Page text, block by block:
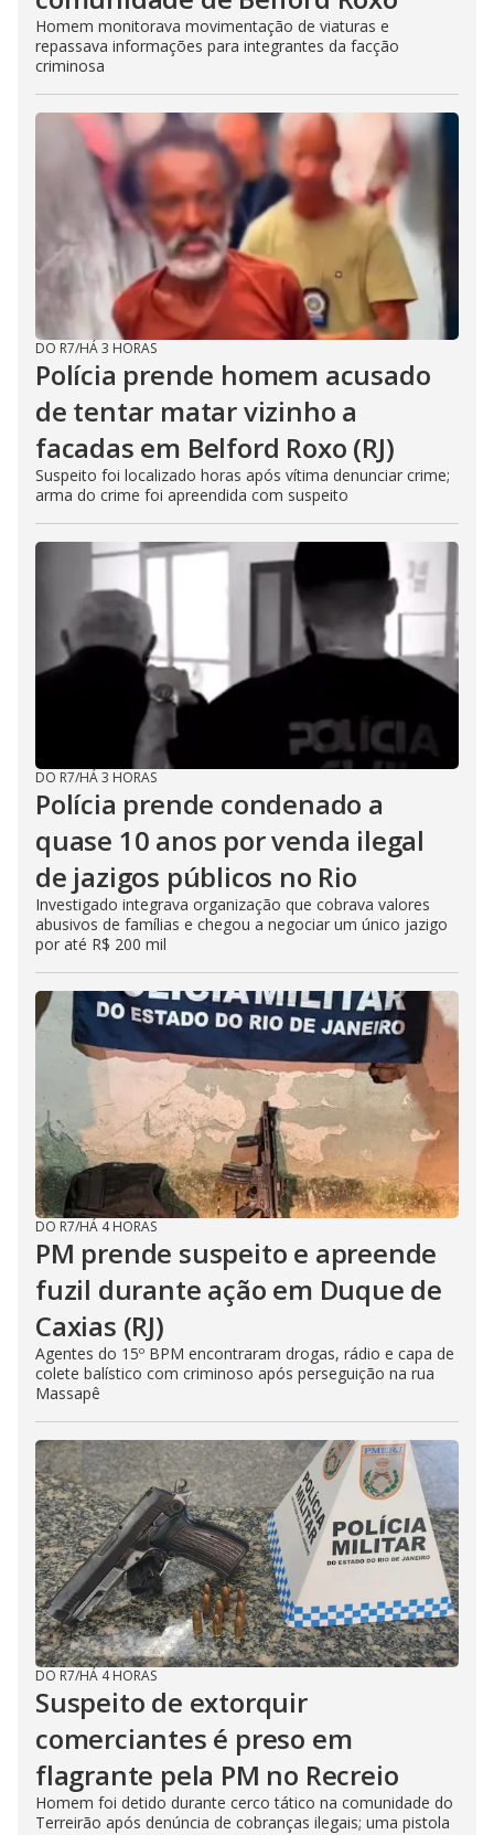
Homem monitorava movimentação de viaturas e
repassava informações para integrantes da facção
criminosa
DO R7/HÁ 3 HORAS
Polícia prende homem acusado
de tentar matar vizinho a
facadas em Belford Roxo (RJ)
Suspeito foi localizado horas após vítima denunciar crime;
arma do crime foi apreendida com suspeito
DO R7/HÁ 3 HORAS
Polícia prende condenado a
quase 10 anos por venda ilegal
de jazigos públicos no Rio
Investigado integrava organização que cobrava valores
abusivos de famílias e chegou a negociar um único jazigo
por até R$ 200 mil
DO R7/HÁ 4 HORAS
PM prende suspeito e apreende
fuzil durante ação em Duque de
Caxias (RJ)
Agentes do 15º BPM encontraram drogas, rádio e capa de
colete balístico com criminoso após perseguição na rua
Massapê
DO R7/HÁ 4 HORAS
Suspeito de extorquir
comerciantes é preso em
flagrante pela PM no Recreio
Homem foi detido durante cerco tático na comunidade do
Terreirão após denúncia de cobranças ilegais; uma pistola